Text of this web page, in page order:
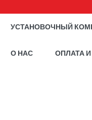
УСТАНОВОЧНЫЙ
О НАС ОПЛАТА